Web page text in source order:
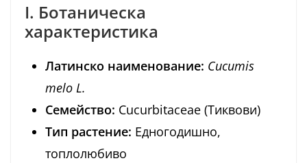
I. Ботаническа
характеристика
Латинско наименование: Cucumis
melo L.
Семейство: Cucurbitaceae (Тиквови)
Тип растение: Едногодишно,
топлолюбиво